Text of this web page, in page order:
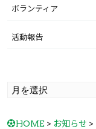
ボランティア
活動報告
HOME > お知らせ >